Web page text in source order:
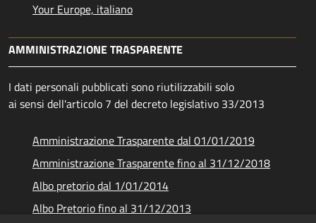
Your Europe, italiano
AMMINISTRAZIONE TRASPARENTE
I dati personali pubblicati sono riutilizzabili solo
ai sensi dell'articolo 7 del decreto legislativo 33/2013
Amministrazione Trasparente dal 01/01/2019
Amministrazione Trasparente fino al 31/12/2018
Albo pretorio dal 1/01/2014
Albo Pretorio fino al 31/12/2013